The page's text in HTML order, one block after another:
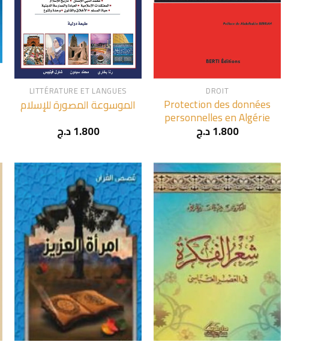
+
LITTÉRATURE ET LANGUES
الموسوعة المصورة للإسلام
1.800د.ج
DROIT
Protection des données
personnelles en Algérie
1.800د.ج
+